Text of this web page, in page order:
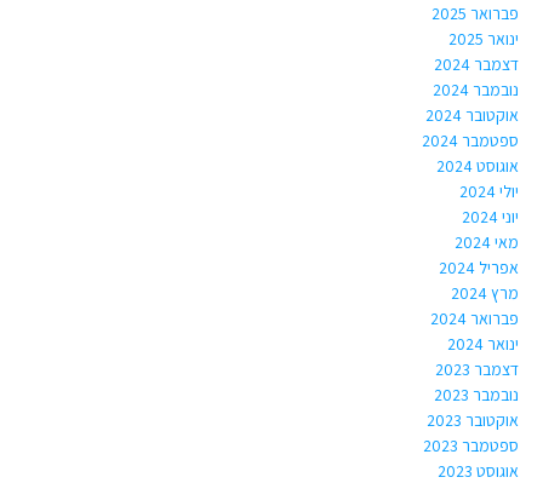
פברואר 2025
ינואר 2025
דצמבר 2024
נובמבר 2024
אוקטובר 2024
ספטמבר 2024
אוגוסט 2024
יולי 2024
יוני 2024
מאי 2024
אפריל 2024
מרץ 2024
פברואר 2024
ינואר 2024
דצמבר 2023
נובמבר 2023
אוקטובר 2023
ספטמבר 2023
אוגוסט 2023